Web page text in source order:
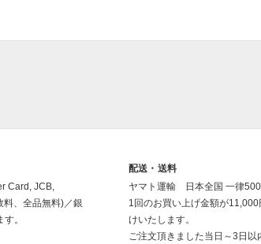
Card, JCB,
、全品無料)／銀
。
配送・送料
ヤマト運輸 日本全国 一律
1回のお買い上げ金額が
けいたします。
ご注文頂きました当日～3日